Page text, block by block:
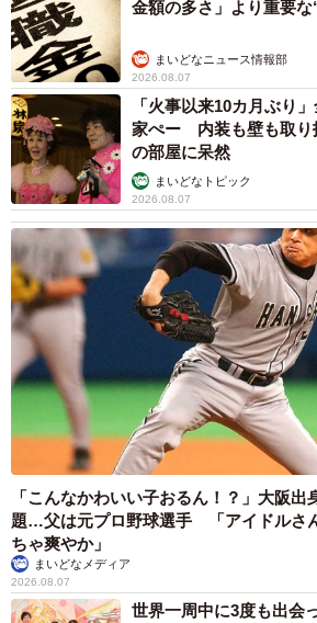
金額の多さ」より重要
まいどなニュース情報部
2026.08.07
「火事以来10カ月ぶり
家ぺー 内装も壁も取り
の部屋に呆然
まいどなトピック
2026.08.07
「こんなかわいい子おるん！？」大阪
題…父は元プロ野球選手 「アイドルさ
ちゃ爽やか」
まいどなメディア
2026.08.07
世界一周中に3度も出会